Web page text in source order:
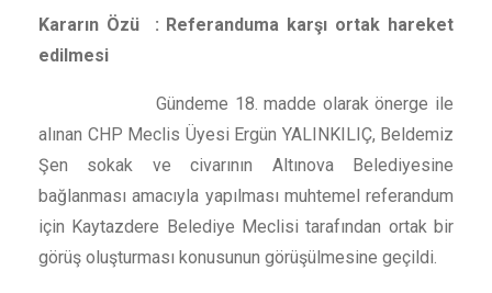
Kararın Özü : Referanduma karşı ortak hareket
edilmesi
Gündeme 18. madde olarak önerge ile
alınan CHP Meclis Üyesi Ergün YALINKILIÇ, Beldemiz
Şen sokak ve civarının Altınova Belediyesine
bağlanması amacıyla yapılması muhtemel referandum
için Kaytazdere Belediye Meclisi tarafından ortak bir
görüş oluşturması konusunun görüşülmesine geçildi.